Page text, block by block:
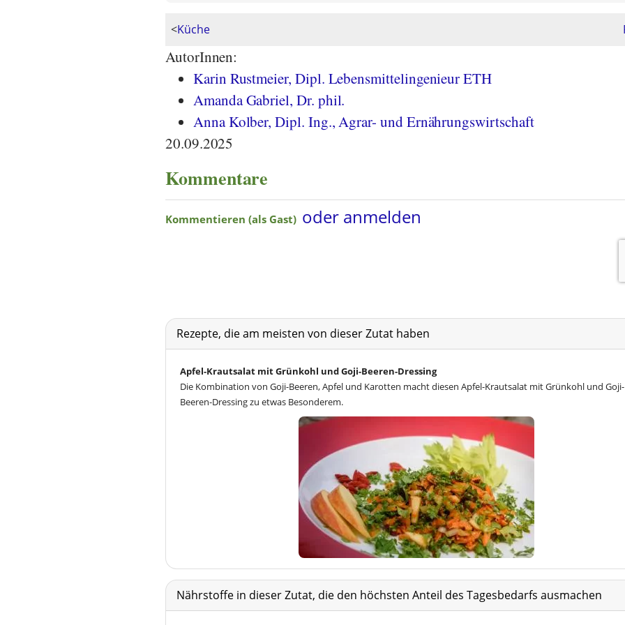
<Küche
AutorInnen:
Karin Rustmeier, Dipl. Lebensmittelingenieur ETH
Amanda Gabriel, Dr. phil.
Anna Kolber, Dipl. Ing., Agrar- und Ernährungswirtschaft
20.09.2025
Kommentare
Rezepte, die am meisten von dieser Zutat haben
Apfel-Krautsalat mit Grünkohl und Goji-Beeren-Dressing
Die Kombination von Goji-Beeren, Apfel und Karotten macht diesen Apfel-Krautsalat mit Grünkohl und Goji-
Beeren-Dressing zu etwas Besonderem.
Nährstoffe in dieser Zutat, die den höchsten Anteil des Tagesbedarfs ausmachen